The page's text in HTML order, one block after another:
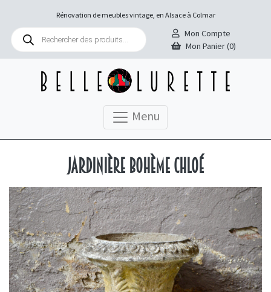
Rénovation de meubles vintage, en Alsace à Colmar
Recherche
produits
Mon Compte
Mon Panier (0)
Menu
Jardinière bohème Chloé